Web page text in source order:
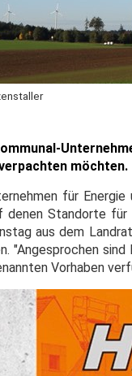
möchten.
für
denen Standorte
aus dem
"Angesprochen
Vorhaben